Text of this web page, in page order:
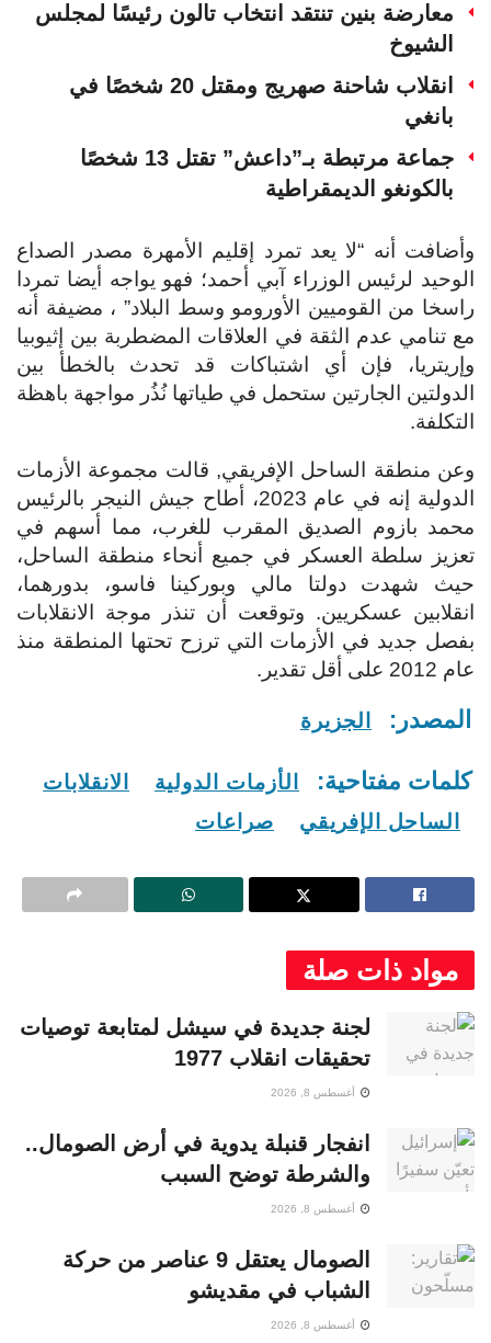
معارضة بنين تنتقد انتخاب تالون رئيسًا لمجلس
الشيوخ
انقلاب شاحنة صهريج ومقتل 20 شخصًا في
بانغي
جماعة مرتبطة بـ”داعش” تقتل 13 شخصًا
بالكونغو الديمقراطية
وأضافت أنه “لا يعد تمرد إقليم الأمهرة مصدر الصداع
الوحيد لرئيس الوزراء آبي أحمد؛ فهو يواجه أيضا تمردا
راسخا من القوميين الأورومو وسط البلاد” ، مضيفة أنه
مع تنامي عدم الثقة في العلاقات المضطربة بين إثيوبيا
وإريتريا، فإن أي اشتباكات قد تحدث بالخطأ بين
الدولتين الجارتين ستحمل في طياتها نُذُر مواجهة باهظة
التكلفة.
وعن منطقة الساحل الإفريقي, قالت مجموعة الأزمات
الدولية إنه في عام 2023، أطاح جيش النيجر بالرئيس
محمد بازوم الصديق المقرب للغرب، مما أسهم في
تعزيز سلطة العسكر في جميع أنحاء منطقة الساحل،
حيث شهدت دولتا مالي وبوركينا فاسو، بدورهما،
انقلابين عسكريين. وتوقعت أن تنذر موجة الانقلابات
بفصل جديد في الأزمات التي ترزح تحتها المنطقة منذ
عام 2012 على أقل تقدير.
المصدر: الجزيرة
كلمات مفتاحية: الأزمات الدولية
الانقلابات
الساحل الإفريقي
صراعات
مواد ذات صلة
لجنة جديدة في سيشل لمتابعة توصيات
تحقيقات انقلاب 1977
أغسطس 8, 2026
انفجار قنبلة يدوية في أرض الصومال..
والشرطة توضح السبب
أغسطس 8, 2026
الصومال يعتقل 9 عناصر من حركة
الشباب في مقديشو
أغسطس 8, 2026